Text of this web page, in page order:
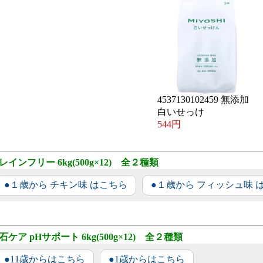
4537130102459 無添加
白いせっけ
544円
インフリー 6kg(500g×12) 全２種類
●１歳から チキン味 はこちら ●１歳から フィッシュ味
ケア pHサポート 6kg(500g×12) 全２種類
●11歳からはこちら ●1歳からはこちら